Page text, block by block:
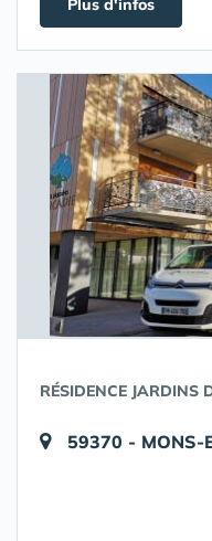
Plus d'infos
RÉSIDENCE JARDINS
59370 - MONS-